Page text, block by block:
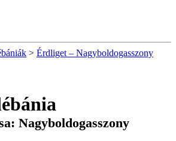
> Érdliget – Nagyboldogasszony
Nagyboldogasszony